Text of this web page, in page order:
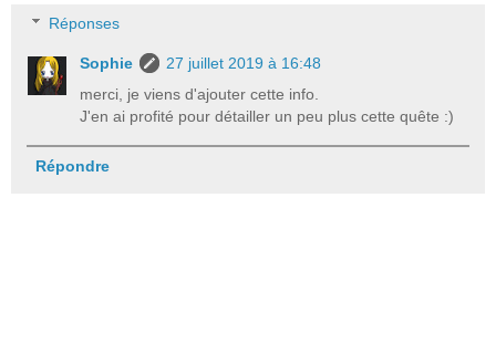
Réponses
Sophie
27 juillet 2019 à 16:48
merci, je viens d'ajouter cette info.
J'en ai profité pour détailler un peu plus cette quête :)
Répondre